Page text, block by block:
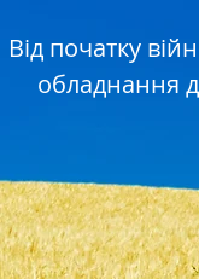
Від початку
обладнання